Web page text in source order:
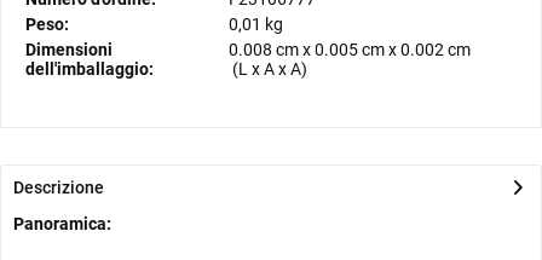
Peso:
0,01 kg
Dimensioni
dell'imballaggio:
0.008 cmx0.005 cmx0.002 cm
(L x A x A)
Descrizione
Panoramica: